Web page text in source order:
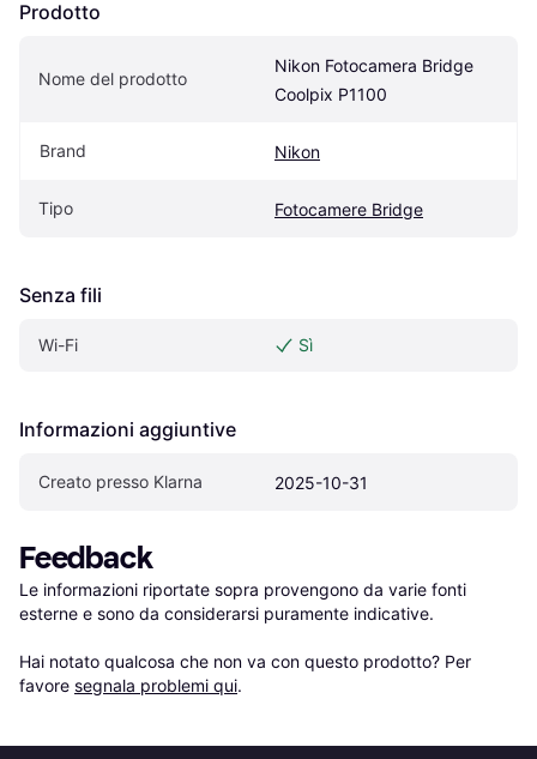
Prodotto
Nome del prodotto
Nikon Fotocamera Bridge
Coolpix P1100
Brand Nikon
Tipo Fotocamere Bridge
Senza fili
Wi-Fi Sì
Informazioni aggiuntive
Creato presso Klarna 2025-10-31
Feedback
Le informazioni riportate sopra provengono da varie fonti
esterne e sono da considerarsi puramente indicative.
Hai notato qualcosa che non va con questo prodotto? Per
favore segnala problemi qui.